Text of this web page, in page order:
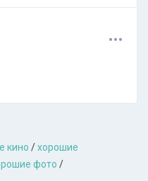
...
кино /хорошие
фото /